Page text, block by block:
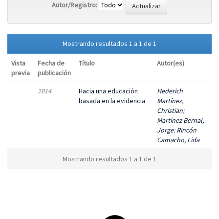
Autor/Registro:
Mostrando resultados 1 a 1 de 1
Vista
previa
Fecha de
publicación
Título Autor(es)
2014
Hacia una educación
basada en la evidencia
Hederich
Martínez,
Christian;
Martínez Bernal,
Jorge;Rincón
Camacho, Lida
Mostrando resultados 1 a 1 de 1